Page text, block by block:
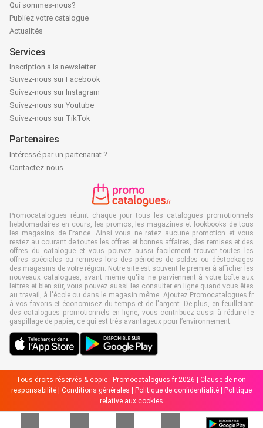
Qui sommes-nous?
Publiez votre catalogue
Actualités
Services
Inscription à la newsletter
Suivez-nous sur Facebook
Suivez-nous sur Instagram
Suivez-nous sur Youtube
Suivez-nous sur TikTok
Partenaires
Intéressé par un partenariat ?
Contactez-nous
Promocatalogues réunit chaque jour tous les catalogues promotionnels
hebdomadaires en cours, les promos, les magazines et lookbooks de tous
les magasins de France. Ainsi vous ne ratez aucune promotion et vous
restez au courant de toutes les offres et bonnes affaires, des remises et des
offres du catalogue et vous pouvez aussi facilement trouver toutes les
offres spéciales ou remises lors des périodes de soldes ou déstockages
des magasins de votre région. Notre site est souvent le premier à afficher les
nouveaux catalogues, avant même qu'ils ne parviennent à votre boîte aux
lettres et bien sûr, vous pouvez aussi les consulter en ligne quand vous êtes
au travail, à l'école ou dans le magasin même. Ajoutez Promocatalogues.fr
à vos favoris et économisez du temps et de l'argent. De plus, en feuilletant
des catalogues promotionnels en ligne, vous contribuez aussi à réduire le
gaspillage de papier, ce qui est très avantageux pour l’environnement.
Tous droits réservés & copie : Promocatalogues.fr 2026 | Clause de non-
responsabilité
Conditions générales Politique de confidentialité
Politique
relative aux cookies